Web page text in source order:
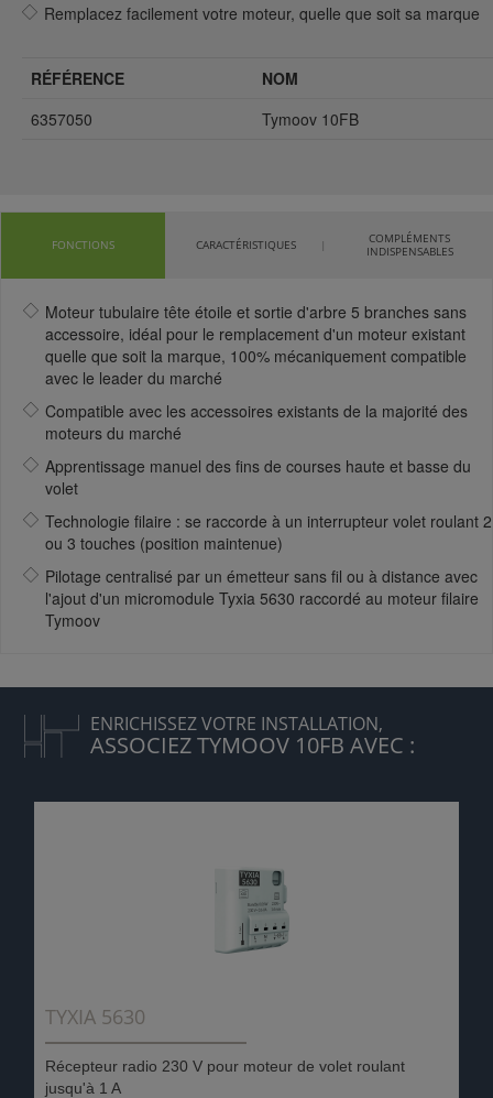
Remplacez facilement votre moteur, quelle que soit sa marque
RÉFÉRENCE
NOM
6357050
Tymoov 10FB
FONCTIONS CARACTÉRISTIQUES
COMPLÉMENTS
INDISPENSABLES
Moteur tubulaire tête étoile et sortie d'arbre 5 branches sans
accessoire, idéal pour le remplacement d'un moteur existant
quelle que soit la marque, 100% mécaniquement compatible
avec le leader du marché
Compatible avec les accessoires existants de la majorité des
moteurs du marché
Apprentissage manuel des fins de courses haute et basse du
volet
Technologie filaire : se raccorde à un interrupteur volet roulant 2
ou 3 touches (position maintenue)
Pilotage centralisé par un émetteur sans fil ou à distance avec
l'ajout d'un micromodule Tyxia 5630 raccordé au moteur filaire
Tymoov
ENRICHISSEZ VOTRE INSTALLATION,
ASSOCIEZ TYMOOV 10FB AVEC :
TYXIA 5630
Récepteur radio 230 V pour moteur de volet roulant
jusqu'à 1 A